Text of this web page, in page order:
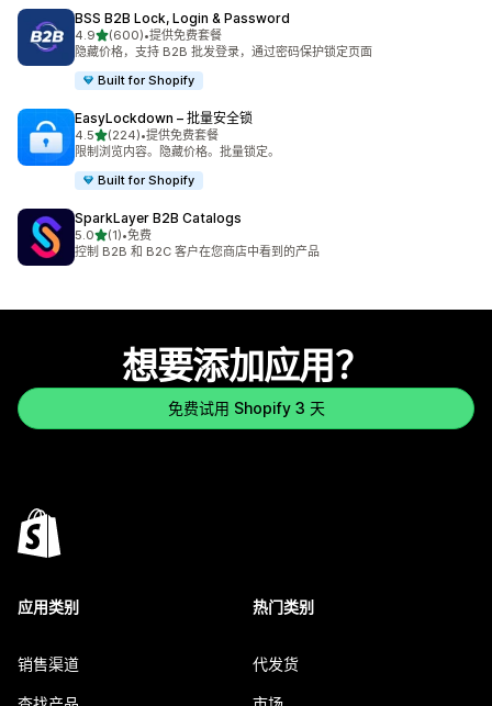
BSS B2B Lock, Login & Password
4.9星（满分 5 星）
(600)
总共 600 条评论
•提供免费套餐
隐藏价格，支持 B2B 批发登录，通过密码保护锁定页面
Built for Shopify
EasyLockdown – 批量安全锁
4.5星（满分 5 星）
(224)
总共 224 条评论
•提供免费套餐
限制浏览内容。隐藏价格。批量锁定。
Built for Shopify
SparkLayer B2B Catalogs
5.0星（满分 5 星）
(1)
总共 1 条评论
•免费
控制 B2B 和 B2C 客户在您商店中看到的产品
想要添加应用？
免费试用 Shopify 3 天
应用类别
销售渠道
热门类别
代发货